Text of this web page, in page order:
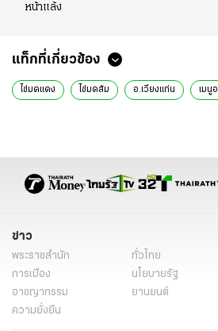
หน้าแล้ง
แท็กที่เกี่ยวข้อง
ไข่มดแดง ไข่มดส้ม อ.เวียงแก่น เมนู
ข่าว
พระราชสำนัก ทั่วไทย
การเมือง
นโยบายรัฐ
อาชญากรรม
ยานยนต์
ความยั่งยืน